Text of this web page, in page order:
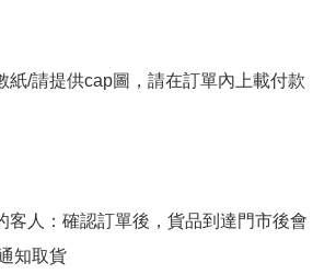
紙/請提供cap圖，請在訂單內上載付款
客人：確認訂單後，貨品到達門市後會
知取貨